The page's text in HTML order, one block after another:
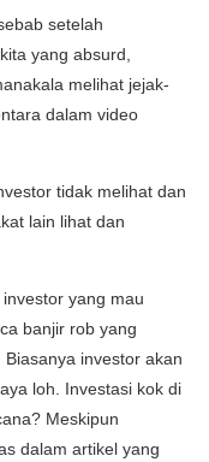
setelah
yang absurd,
melihat jejak-
dalam video
tidak melihat dan
lain lihat dan
yang mau
banjir rob yang
investor akan
loh. Investasi kok di
Meskipun
dalam artikel yang